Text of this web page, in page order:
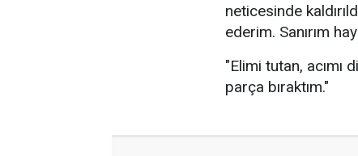
neticesinde
ederim. Sanırım
"Elimi tutan,
parça bıraktım."